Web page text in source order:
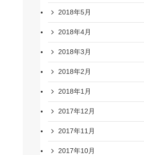
2018年5月
2018年4月
2018年3月
2018年2月
2018年1月
2017年12月
2017年11月
2017年10月